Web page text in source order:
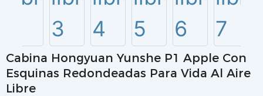
Cabina Hongyuan Yunshe P1 Apple Con
Esquinas Redondeadas Para Vida Al Aire
Libre